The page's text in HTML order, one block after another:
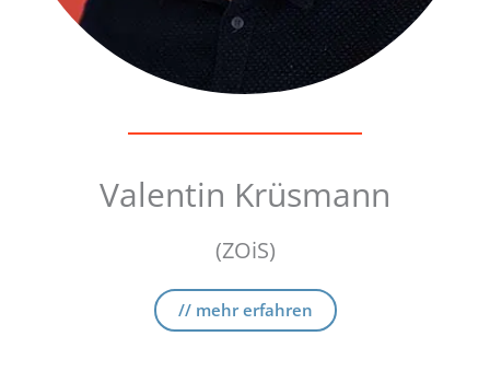
Valentin Krüsmann
(ZOiS)
// mehr erfahren